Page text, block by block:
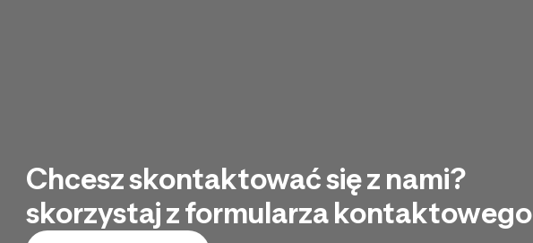
Chcesz skontaktować się z nami?
skorzystaj z formularza kontaktowego